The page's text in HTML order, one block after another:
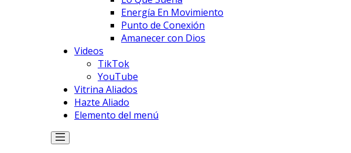
Energía En Movimiento
Punto de Conexión
Amanecer con Dios
Videos
TikTok
YouTube
Vitrina Aliados
Hazte Aliado
Elemento del menú